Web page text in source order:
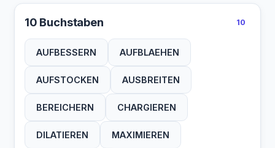
10 Buchstaben 10
AUFBESSERN AUFBLAEHEN
AUFSTOCKEN AUSBREITEN
BEREICHERN CHARGIEREN
DILATIEREN MAXIMIEREN